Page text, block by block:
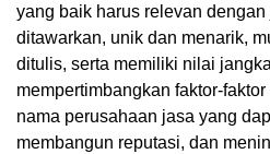
yang baik harus relevan
ditawarkan, unik dan menarik,
ditulis, serta memiliki nilai
mempertimbangkan faktor-
nama perusahaan jasa yang
membangun reputasi, dan